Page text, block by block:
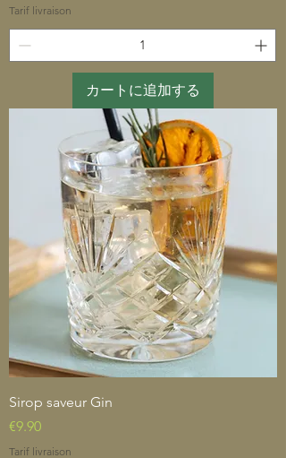
Tarif livraison
カートに追加する
Sirop saveur Gin
価格
€9.90
Tarif livraison